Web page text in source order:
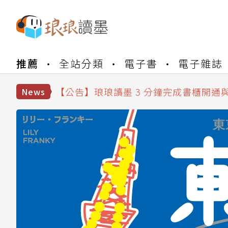
推薦 全站分類 電子書 電子雜誌
News
【公告】琅琅讀墨數位閱讀資產合併與
【公告】琅琅讀墨書櫃開通常見問題
【公告】琅琅讀墨 3 分鐘完成書櫃開
【公告】琅琅讀墨數位閱讀資產合併與